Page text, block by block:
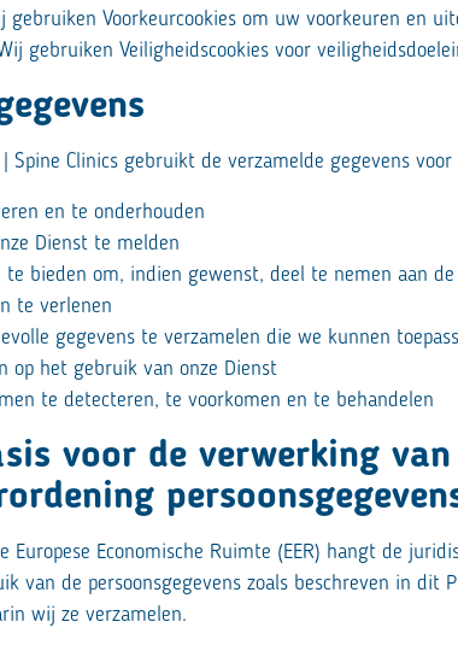
gebruiken Voorkeurcookies om uw voorkeuren en
gebruiken Veiligheidscookies voor
Spine Clinics gebruikt de verzamelde gegevens
en te onderhouden
Dienst te melden
bieden om, indien gewenst, deel te nemen aan
te verlenen
gegevens te verzamelen die we kunnen
op het gebruik van onze Dienst
te detecteren, te voorkomen en te behandelen
voor de verwerking van
Economische Ruimte (EER) hangt de
van de persoonsgegevens zoals beschreven in dit
wij ze verzamelen.